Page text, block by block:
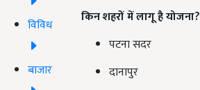
विविध
बाजार
किन शहरों में लागू है योजना?
पटना सदर
दानापुर